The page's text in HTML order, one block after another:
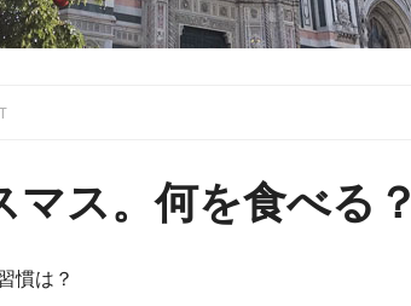
ス。何を食べる？
慣は？